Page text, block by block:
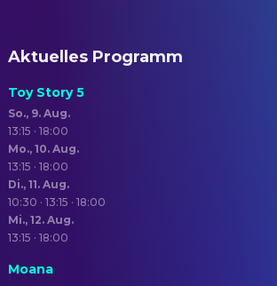
Aktuelles Programm
Toy Story 5
So., 9. Aug.
13:15 · 18:00
Mo., 10. Aug.
13:15 · 18:00
Di., 11. Aug.
10:30 · 13:15 · 18:00
Mi., 12. Aug.
13:15 · 18:00
Moana